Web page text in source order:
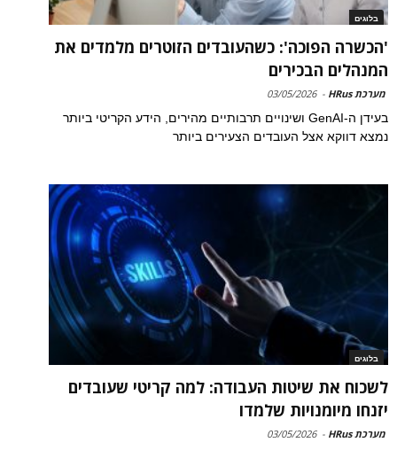
בלוגים
'הכשרה הפוכה': כשהעובדים הזוטרים מלמדים את
המנהלים הבכירים
מערכת HRus -
03/05/2026
בעידן ה-GenAI ושינויים תרבותיים מהירים, הידע הקריטי ביותר
נמצא דווקא אצל העובדים הצעירים ביותר
בלוגים
לשכוח את שיטות העבודה: למה קריטי שעובדים
יזנחו מיומנויות שלמדו
מערכת HRus -
03/05/2026